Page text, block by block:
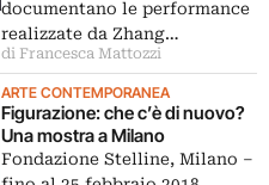
documentano le performance
realizzate da Zhang…
di Francesca Mattozzi
ARTE CONTEMPORANEA
Figurazione: che c’è di nuovo?
Una mostra a Milano
Fondazione Stelline, Milano –